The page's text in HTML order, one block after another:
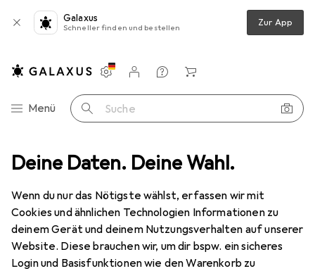
Deine Daten. Deine Wahl.
Wenn du nur das Nötigste wählst, erfassen wir mit
Cookies und ähnlichen Technologien Informationen zu
deinem Gerät und deinem Nutzungsverhalten auf unserer
Website. Diese brauchen wir, um dir bspw. ein sicheres
Login und Basisfunktionen wie den Warenkorb zu
Galaxus
Schneller finden und bestellen Zur App
Navigation nach Kategorien
Menü Suche
Einstellungen
Kundenkonto
Vergleichslisten
Merklisten
Warenkorb
Ultraschallreiniger Electrolux Ultraschallstift
19 Bilder
Electrolux Ultraschallstift